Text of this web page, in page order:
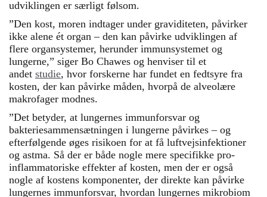
udviklingen er særligt følsom.
”Den kost, moren indtager under graviditeten, påvirker
ikke alene ét organ – den kan påvirke udviklingen af
flere organsystemer, herunder immunsystemet og
lungerne,” siger Bo Chawes og henviser til et
andet studie, hvor forskerne har fundet en fedtsyre fra
kosten, der kan påvirke måden, hvorpå de alveolære
makrofager modnes.
”Det betyder, at lungernes immunforsvar og
bakteriesammensætningen i lungerne påvirkes – og
efterfølgende øges risikoen for at få luftvejsinfektioner
og astma. Så der er både nogle mere specifikke pro-
inflammatoriske effekter af kosten, men der er også
nogle af kostens komponenter, der direkte kan påvirke
lungernes immunforsvar, hvordan lungernes mikrobiom